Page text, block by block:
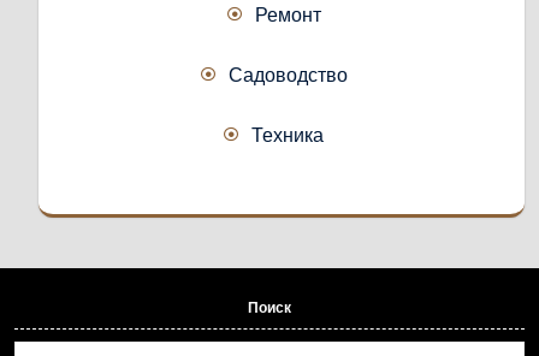
Ремонт
Садоводство
Техника
Поиск